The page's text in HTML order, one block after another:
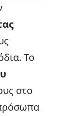
Το
στο